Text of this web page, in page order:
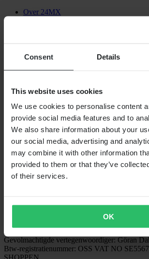
Consent Details
This website uses cookies
We use cookies to personalise content
provide social media features and to
We also share information about your
our social media, advertising and
may combine it with other information
provided to them or that they’ve
of their services.
OK
Over 24MX
VERZENDOPTIES
24MX is een onderdeel van Pierce Group AB
Pierce Group AB | Fleminggatan 20A, 112 26
Bedrijfsregistratienummer: 556763-1592
Gevolmachtigde vertegenwoordiger: Göran
Btw-registratienummer: OSS VAT NO
SHOPPEN